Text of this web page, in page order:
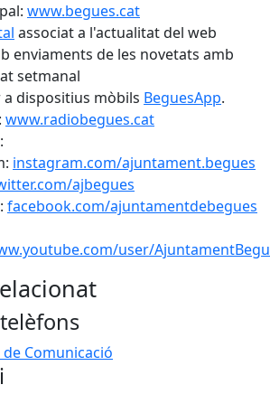
www.begues.cat
associat a l'actualitat del web
enviaments de les novetats amb
setmanal
a dispositius mòbils BeguesApp.
www.radiobegues.cat
instagram.com/ajuntament.begues
ajbegues
facebook.com/ajuntamentdebegues
user/
Comunicació